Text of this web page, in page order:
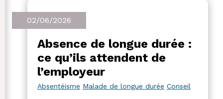
02/06/2026
Absence de longue durée :
ce qu’ils attendent de
l’employeur
Absentéisme Malade de longue durée Conseil